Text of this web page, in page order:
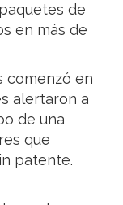
de
en más de
comenzó en
alertaron a
de una
que
patente.